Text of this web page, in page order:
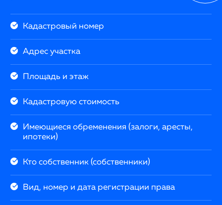
Кадастровый номер
Адрес участка
Площадь и этаж
Кадастровую стоимость
Имеющиеся обременения (залоги, аресты,
ипотеки)
Кто собственник (собственники)
Вид, номер и дата регистрации права